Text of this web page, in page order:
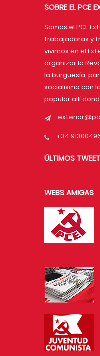
SOBRE EL PCE
Somos el PCE
trabajadoras y
vivimos en el
organizar la
la burguesía,
socialismo con
popular allí
+34
ÚLTIMOS
WEBS AMIGAS